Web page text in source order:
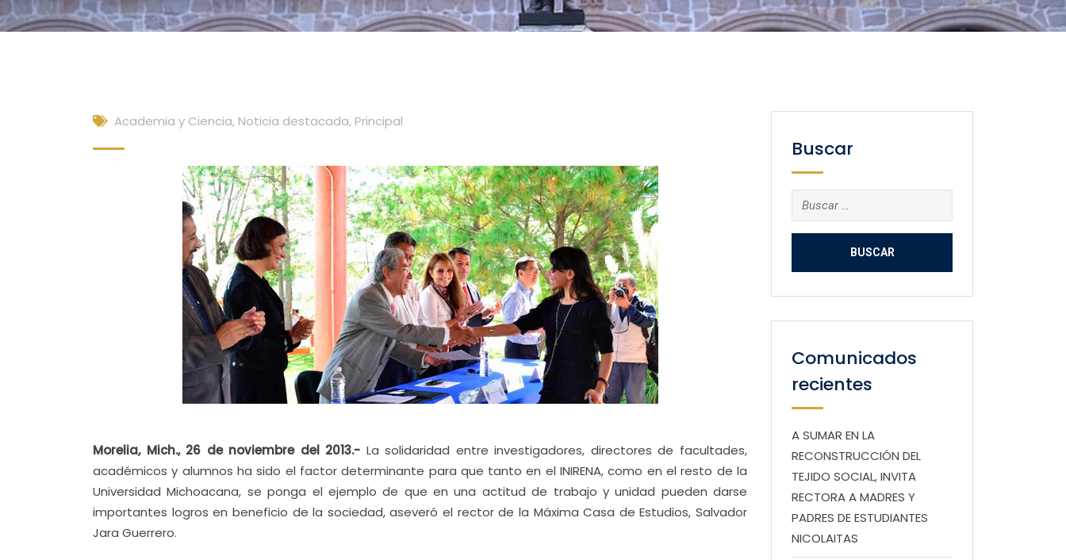
Academia y Ciencia, Noticia destacada, Principal
Morelia, Mich., 26 de noviembre del 2013.- La solidaridad entre investigadores, directores de facultades,
académicos y alumnos ha sido el factor determinante para que tanto en el INIRENA, como en el resto de la
Universidad Michoacana, se ponga el ejemplo de que en una actitud de trabajo y unidad pueden darse
importantes logros en beneficio de la sociedad, aseveró el rector de la Máxima Casa de Estudios, Salvador
Jara Guerrero.
Buscar
Buscar:
Comunicados
recientes
A SUMAR EN LA
RECONSTRUCCIÓN DEL
TEJIDO SOCIAL, INVITA
RECTORA A MADRES Y
PADRES DE ESTUDIANTES
NICOLAITAS